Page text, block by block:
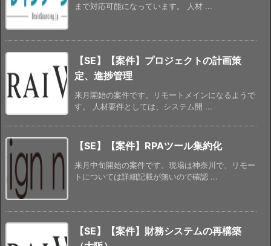
まで対応可能になっています。 人材 ...
【SE】【案件】プロジェクトの計画策
定、進捗管理
来月開始の案件です。リモートメインになるようで
す。 人材要件としては、システム開 ...
【SE】【案件】RPAツール集約化
来月中旬開始の案件です。現場は神奈川で、リモー
トについては詳細記載が無いので確認 ...
【SE】【案件】財務システムの再構築